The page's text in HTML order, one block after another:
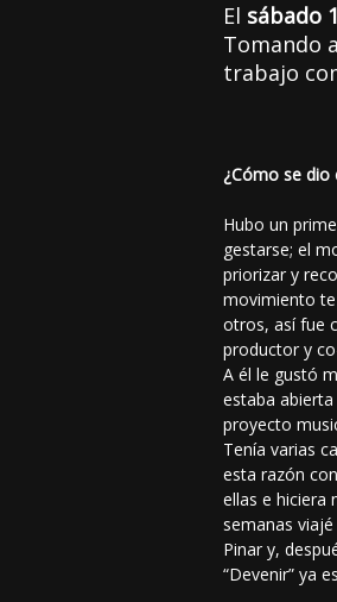
El sábado
Tomando
trabajo
¿Cómo se dio
Hubo un
gestarse; el
priorizar y
movimiento
otros, así fue
productor y
A él le gustó
estaba
proyecto
Tenía varias
esta razón
ellas e hiciera
semanas
Pinar y,
“Devenir” ya